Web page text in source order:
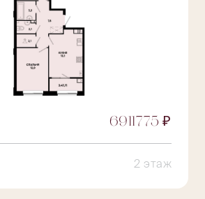
6911775 ₽
2 этаж